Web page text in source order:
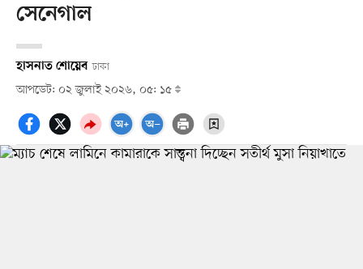
সেনেগাল
হাসনাত শোয়েব ঢাকা
আপডেট: ০২ জুলাই ২০২৬, ০৫: ১৫